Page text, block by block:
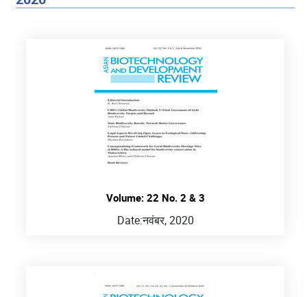
Volume: 22 No. 2 & 3
Date:नवंबर, 2020